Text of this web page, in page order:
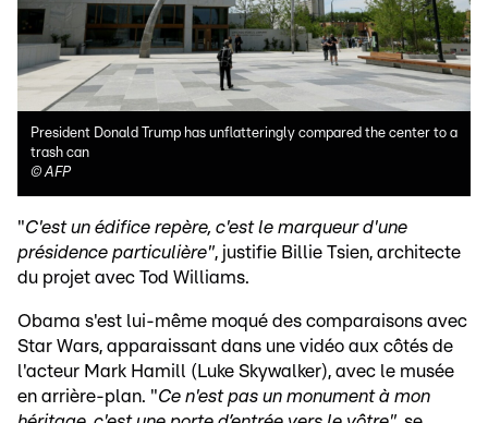
President Donald Trump has unflatteringly compared the center to a
trash can
©AFP
"C'est un édifice repère, c'est le marqueur d'une
présidence particulière", justifie Billie Tsien, architecte
du projet avec Tod Williams.
Obama s'est lui-même moqué des comparaisons avec
Star Wars, apparaissant dans une vidéo aux côtés de
l'acteur Mark Hamill (Luke Skywalker), avec le musée
en arrière-plan. "Ce n'est pas un monument à mon